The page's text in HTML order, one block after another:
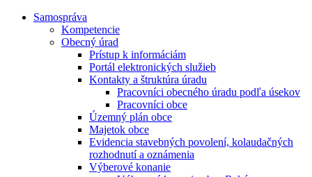
Samospráva
Kompetencie
Obecný úrad
Prístup k informáciám
Portál elektronických služieb
Kontakty a štruktúra úradu
Pracovníci obecného úradu podľa úsekov
Pracovníci obce
Územný plán obce
Majetok obce
Evidencia stavebných povolení, kolaudačných
rozhodnutí a oznámenia
Výberové konanie